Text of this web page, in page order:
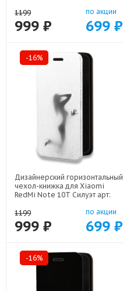
1199
999 ₽
по акции
699 ₽
-16%
Дизайнерский горизонтальный
чехол-книжка для Xiaomi
RedMi Note 10T Силуэт арт:
1199
999 ₽
по акции
699 ₽
-16%